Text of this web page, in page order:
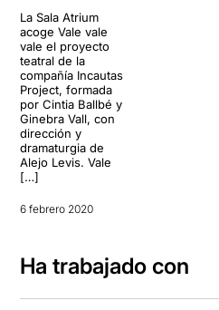
La Sala Atrium
acoge Vale vale
vale el proyecto
teatral de la
compañía Incautas
Project, formada
por Cintia Ballbé y
Ginebra Vall, con
dirección y
dramaturgia de
Alejo Levis. Vale
[…]
6 febrero 2020
Ha trabajado con